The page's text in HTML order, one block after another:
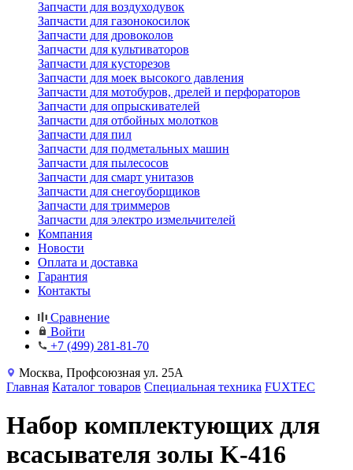
Запчасти для воздуходувок
Запчасти для газонокосилок
Запчасти для дровоколов
Запчасти для культиваторов
Запчасти для кусторезов
Запчасти для моек высокого давления
Запчасти для мотобуров, дрелей и перфораторов
Запчасти для опрыскивателей
Запчасти для отбойных молотков
Запчасти для пил
Запчасти для подметальных машин
Запчасти для пылесосов
Запчасти для смарт унитазов
Запчасти для снегоуборщиков
Запчасти для триммеров
Запчасти для электро измельчителей
Компания
Новости
Оплата и доставка
Гарантия
Контакты
Сравнение
Войти
+7 (499) 281-81-70
Москва, Профсоюзная ул. 25А
Главная Каталог товаров Специальная техника FUXTEC
Набор комплектующих для
всасывателя золы K-416